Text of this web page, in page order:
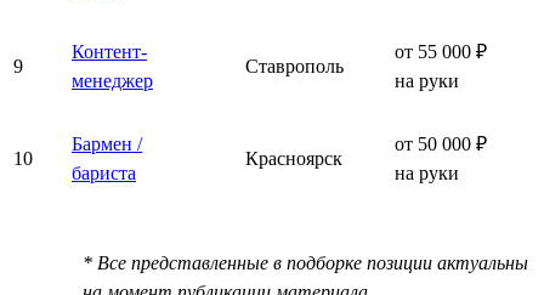
9
Контент-
менеджер
Ставрополь
от 55 000 ₽
на руки
10
Бармен /
бариста
Красноярск
от 50 000 ₽
на руки
* Все представленные в подборке позиции актуальны